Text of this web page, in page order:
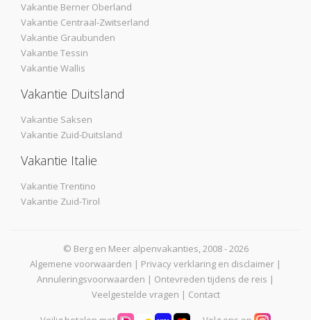
Vakantie Berner Oberland
Vakantie Centraal-Zwitserland
Vakantie Graubunden
Vakantie Tessin
Vakantie Wallis
Vakantie Duitsland
Vakantie Saksen
Vakantie Zuid-Duitsland
Vakantie Italie
Vakantie Trentino
Vakantie Zuid-Tirol
© Berg en Meer alpenvakanties, 2008 - 2026
Algemene voorwaarden | Privacy verklaring en disclaimer |
Annuleringsvoorwaarden | Ontevreden tijdens de reis |
Veelgestelde vragen | Contact